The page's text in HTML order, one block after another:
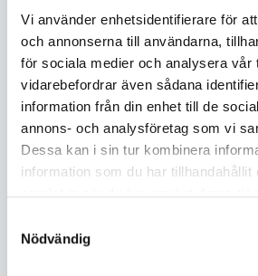
Vi använder enhetsidentifierare för
och annonserna till användarna,
för sociala medier och analysera vår
vidarebefordrar även sådana
information från din enhet till de
annons- och analysföretag som vi
Dessa kan i sin tur kombinera
information som du har tillhandahållit
Nödvändig
KÖP